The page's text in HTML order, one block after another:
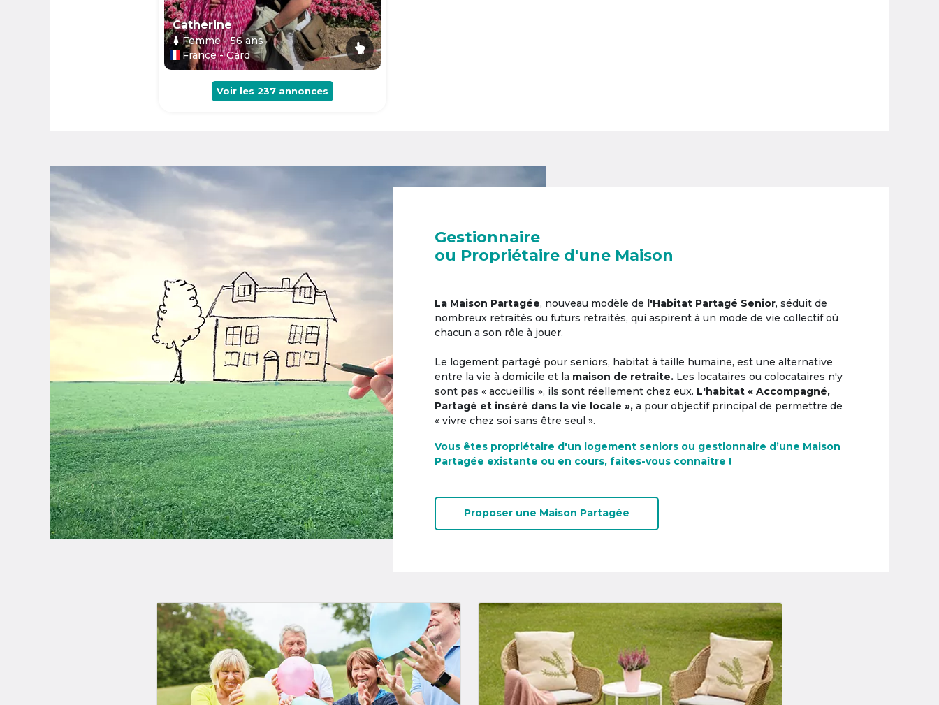
Catherine
Femme- 56ans
France - Gard
Voir les 237 annonces
Gestionnaire
ou Propriétaire d'une Maison
La Maison Partagée, nouveau modèle de l'Habitat Partagé Senior, séduit de
nombreux retraités ou futurs retraités, qui aspirent à un mode de vie collectif où
chacun a son rôle à jouer.
Le logement partagé pour seniors, habitat à taille humaine, est une alternative
entre la vie à domicile et la maison de retraite. Les locataires ou colocataires n'y
sont pas « accueillis », ils sont réellement chez eux. L'habitat « Accompagné,
Partagé et inséré dans la vie locale », a pour objectif principal de permettre de
« vivre chez soi sans être seul ».
Vous êtes propriétaire d'un logement seniors ou gestionnaire d’une Maison
Partagée existante ou en cours, faites-vous connaître !
Proposer une Maison Partagée